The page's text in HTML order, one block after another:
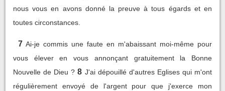
nous vous en avons donné la preuve à tous égards et en
toutes circonstances.
7 Ai-je commis une faute en m'abaissant moi-même pour
vous élever en vous annonçant gratuitement la Bonne
Nouvelle de Dieu ? 8 J'ai dépouillé d'autres Eglises qui m'ont
régulièrement envoyé de l'argent pour que j'exerce mon